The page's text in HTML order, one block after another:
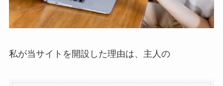
私が当サイトを開設した理由は、主人の